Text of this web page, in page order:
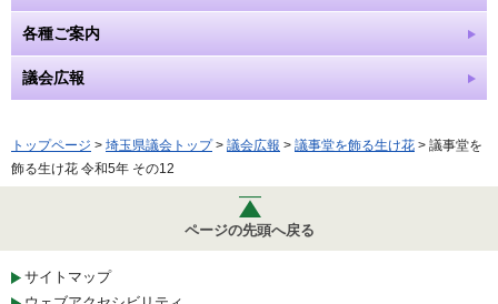
各種ご案内
議会広報
トップページ > 埼玉県議会トップ> 議会広報 > 議事堂を飾る生け花 > 議事堂を
飾る生け花 令和5年 その12
ページの先頭へ戻る
サイトマップ